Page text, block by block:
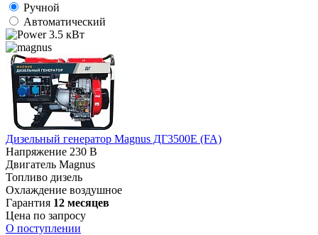
Ручной
Автоматический
3.5 кВт
Дизельный генератор Magnus ДГ3500E (FA)
Напряжение 230 В
Двигатель Magnus
Топливо дизель
Охлаждение воздушное
Гарантия 12 месяцев
Цена по запросу
О поступлении